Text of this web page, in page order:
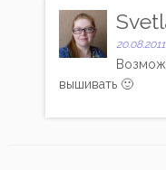
вышивать 🙂